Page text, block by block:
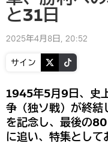
と31日
2025年4月8日, 20:52
サイン
1945年5月9日、史
争（独ソ戦）が終
を記念し、最後の
に追い、特集として